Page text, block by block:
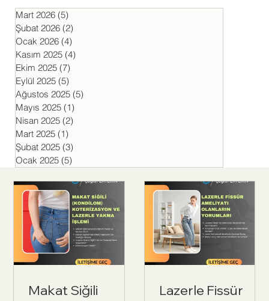
Makat Siğili
Lazerle Fissür
Mart 2026 (5)5 yazı
Şubat 2026 (2)2 yazı
Ocak 2026 (4)4 yazı
Kasım 2025 (4)4 yazı
Ekim 2025 (7)7 yazı
Eylül 2025 (5)5 yazı
Ağustos 2025 (5)5 yazı
Mayıs 2025 (1)1 yazı
Nisan 2025 (2)2 yazı
Mart 2025 (1)1 yazı
Şubat 2025 (3)3 yazı
Ocak 2025 (5)5 yazı